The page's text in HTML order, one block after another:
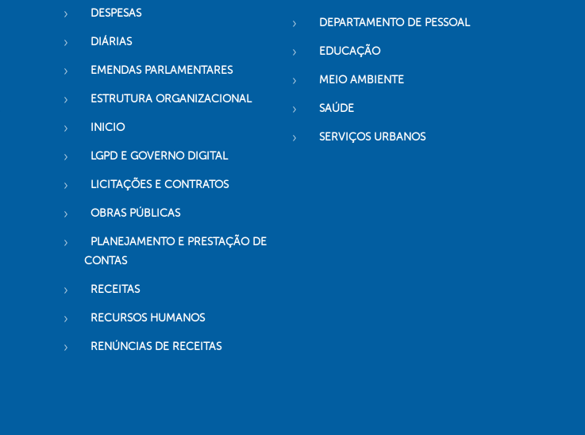
DESPESAS
DIÁRIAS
EMENDAS PARLAMENTARES
ESTRUTURA ORGANIZACIONAL
INICIO
LGPD E GOVERNO DIGITAL
LICITAÇÕES E CONTRATOS
OBRAS PÚBLICAS
PLANEJAMENTO E PRESTAÇÃO DE
CONTAS
RECEITAS
RECURSOS HUMANOS
RENÚNCIAS DE RECEITAS
DEPARTAMENTO DE PESSOAL
EDUCAÇÃO
MEIO AMBIENTE
SAÚDE
SERVIÇOS URBANOS